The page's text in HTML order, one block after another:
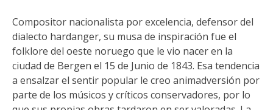
Compositor nacionalista por excelencia, defensor del
dialecto hardanger, su musa de inspiración fue el
folklore del oeste noruego que le vio nacer en la
ciudad de Bergen el 15 de Junio de 1843. Esa tendencia
a ensalzar el sentir popular le creo animadversión por
parte de los músicos y críticos conservadores, por lo